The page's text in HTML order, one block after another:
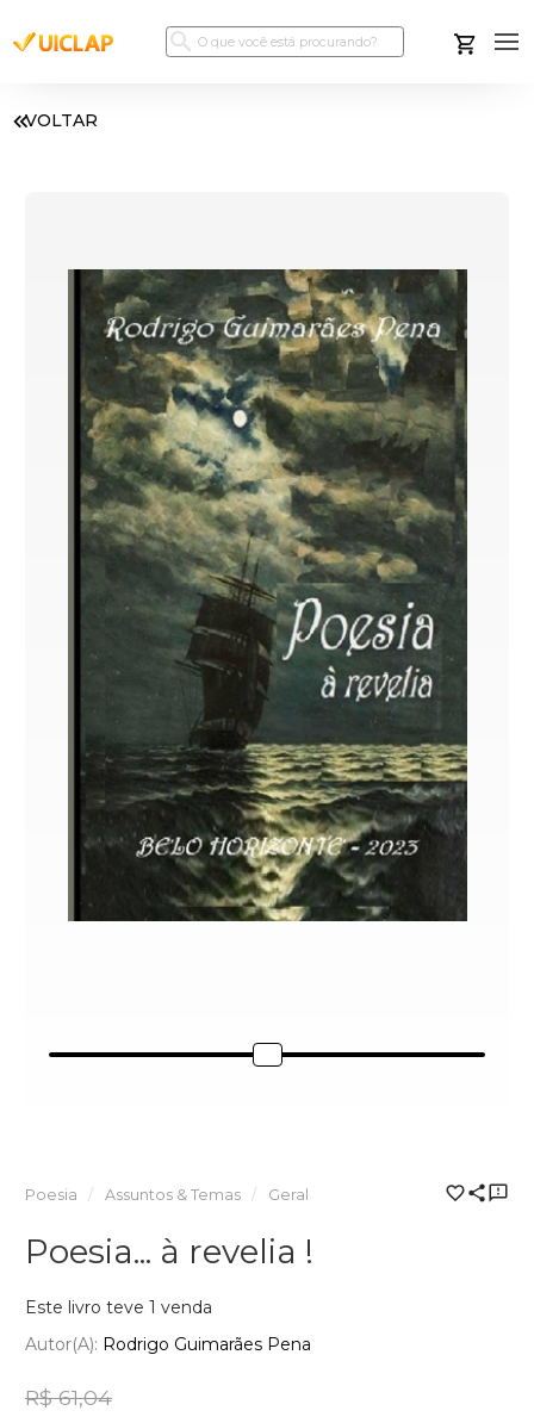
VOLTAR
Poesia Assuntos & Temas Geral
Poesia... à revelia !
Este livro teve 1 venda
Autor(a): Rodrigo Guimarães Pena
R$ 61,04